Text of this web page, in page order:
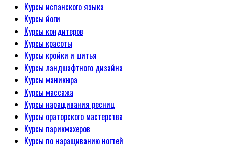
Курсы испанского языка
Курсы йоги
Курсы кондитеров
Курсы красоты
Курсы кройки и шитья
Курсы ландшафтного дизайна
Курсы маникюра
Курсы массажа
Курсы наращивания ресниц
Курсы ораторского мастерства
Курсы парикмахеров
Курсы по наращиванию ногтей